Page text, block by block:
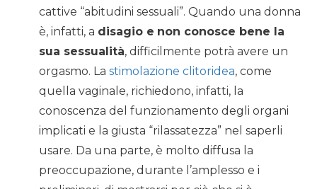
cattive “abitudini sessuali”. Quando una donna
è, infatti, a disagio e non conosce bene la
sua sessualità, difficilmente potrà avere un
orgasmo. La stimolazione clitoridea, come
quella vaginale, richiedono, infatti, la
conoscenza del funzionamento degli organi
implicati e la giusta “rilassatezza” nel saperli
usare. Da una parte, è molto diffusa la
preoccupazione, durante l’amplesso e i